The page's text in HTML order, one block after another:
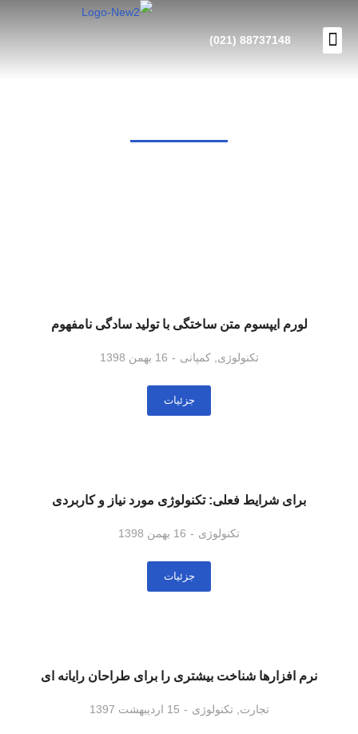
88737148 (021)
لورم ایپسوم متن ساختگی با تولید سادگی نامفهوم
تکنولوژی ,کمپانی 16 بهمن 1398
جزئیات
برای شرایط فعلی: تکنولوژی مورد نیاز و کاربردی
تکنولوژی 16 بهمن 1398
جزئیات
نرم افزارها شناخت بیشتری را برای طراحان رایانه ای
تجارت ,تکنولوژی 15 اردیبهشت 1397